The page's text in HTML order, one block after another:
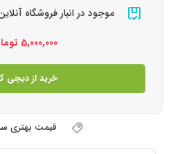
موجود در انبار فروشگاه
5,000,000
خرید از دیجی
قیمت بهتری